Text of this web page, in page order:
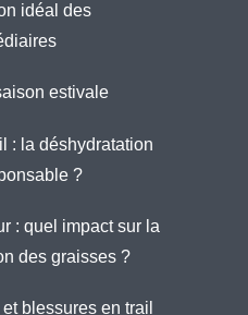
idéal des
estivale
: la déshydratation
?
: quel impact sur la
des graisses ?
blessures en trail